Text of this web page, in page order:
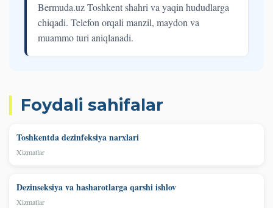
Bermuda.uz Toshkent shahri va yaqin hududlarga
chiqadi. Telefon orqali manzil, maydon va
muammo turi aniqlanadi.
Foydali sahifalar
Toshkentda dezinfeksiya narxlari
Xizmatlar
Dezinseksiya va hasharotlarga qarshi ishlov
Xizmatlar